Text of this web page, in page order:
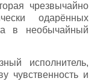
чрезвычайно
одарённых
в необычайный
исполнитель,
чувственность и